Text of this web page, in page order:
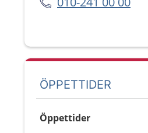
ÖPPETTIDER
Öppettider